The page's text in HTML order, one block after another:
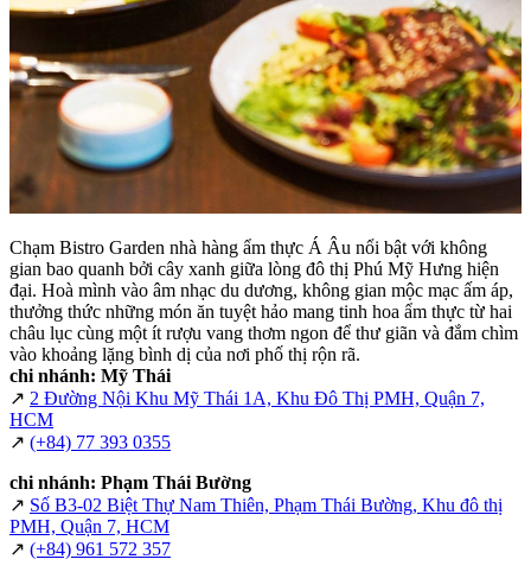
Chạm Bistro Garden nhà hàng ẩm thực Á Âu nổi bật với không
gian bao quanh bởi cây xanh giữa lòng đô thị Phú Mỹ Hưng hiện
đại. Hoà mình vào âm nhạc du dương, không gian mộc mạc ấm áp,
thưởng thức những món ăn tuyệt hảo mang tinh hoa ẩm thực từ hai
châu lục cùng một ít rượu vang thơm ngon để thư giãn và đắm chìm
vào khoảng lặng bình dị của nơi phố thị rộn rã.
chi nhánh: Mỹ Thái
↗ 2 Đường Nội Khu Mỹ Thái 1A, Khu Đô Thị PMH, Quận 7,
HCM
↗ (+84) 77 393 0355
chi nhánh: Phạm Thái Bường
↗ Số B3-02 Biệt Thự Nam Thiên, Phạm Thái Bường, Khu đô thị
PMH, Quận 7, HCM
↗ (+84) 961 572 357